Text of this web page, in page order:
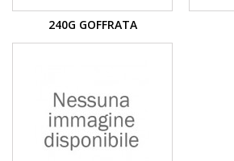
240G GOFFRATA